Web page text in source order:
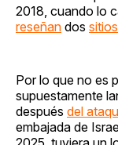
2018, cuando lo
reseñan dos
Por lo que no es
supuestamente
después del
embajada de